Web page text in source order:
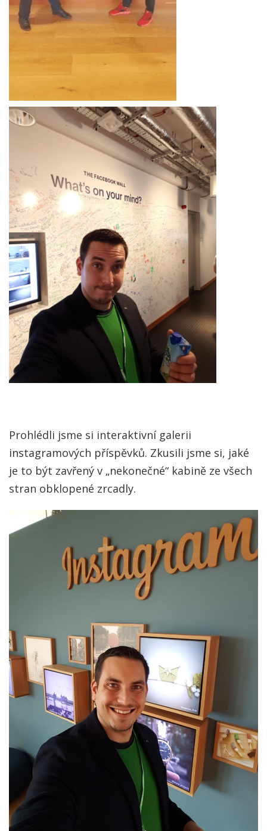
Prohlédli jsme si interaktivní galerii
instagramových příspěvků. Zkusili jsme si, jaké
je to být zavřený v „nekonečné“ kabině ze všech
stran obklopené zrcadly.